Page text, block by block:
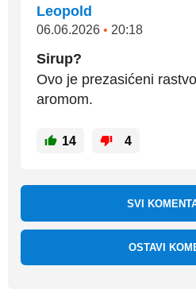
Leopold
06.06.2026 • 20:18
Sirup?
Ovo je prezasićeni
aromom.
14 4
SVI
OSTAVI